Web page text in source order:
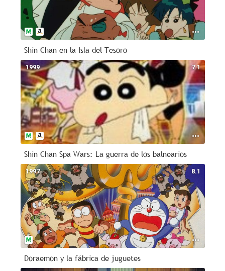
Shin Chan en la Isla del Tesoro
7.1
1999
Shin Chan Spa Wars: La guerra de los balnearios
8.1
1997
Doraemon y la fábrica de juguetes